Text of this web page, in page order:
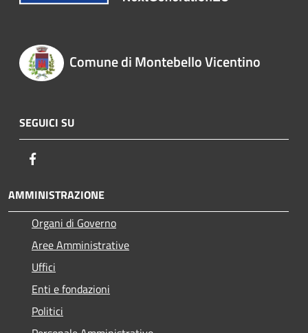
Comune di Montebello Vicentino
SEGUICI SU
AMMINISTRAZIONE
Organi di Governo
Aree Amministrative
Uffici
Enti e fondazioni
Politici